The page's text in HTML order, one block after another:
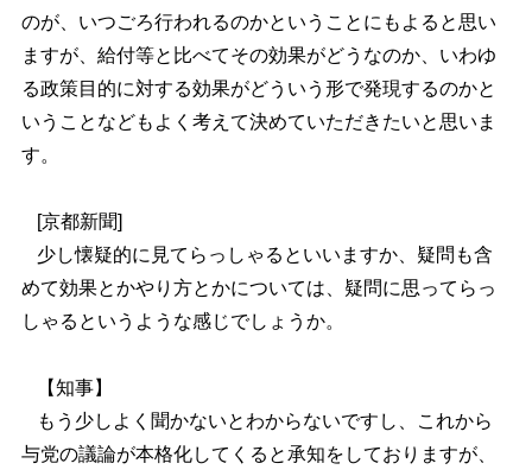
のが、いつごろ行われるのかということにもよると思い
ますが、給付等と比べてその効果がどうなのか、いわゆ
る政策目的に対する効果がどういう形で発現するのかと
いうことなどもよく考えて決めていただきたいと思いま
す。
[京都新聞]
少し懐疑的に見てらっしゃるといいますか、疑問も含
めて効果とかやり方とかについては、疑問に思ってらっ
しゃるというような感じでしょうか。
【知事】
もう少しよく聞かないとわからないですし、これから
与党の議論が本格化してくると承知をしておりますが、